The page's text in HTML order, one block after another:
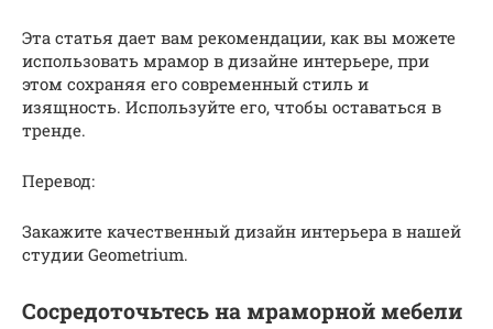
Эта статья дает вам рекомендации, как вы можете
использовать мрамор в дизайне интерьере, при
этом сохраняя его современный стиль и
изящность. Используйте его, чтобы оставаться в
тренде.
Перевод:
Закажите качественный дизайн интерьера в нашей
студии Geometrium.
Сосредоточьтесь на мраморной мебели